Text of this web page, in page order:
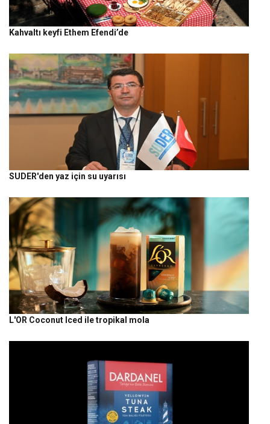
Kahvaltı keyfi Ethem Efendi’de
SUDER'den yaz için su uyarısı
L'OR Coconut Iced ile tropikal mola